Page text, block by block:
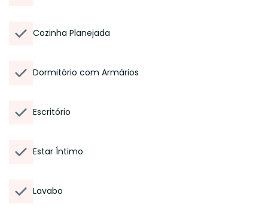
Cozinha Planejada
Dormitório com Armários
Escritório
Estar Íntimo
Lavabo